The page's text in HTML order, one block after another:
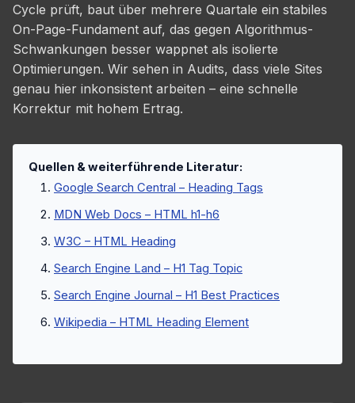
Cycle prüft, baut über mehrere Quartale ein stabiles
On-Page-Fundament auf, das gegen Algorithmus-
Schwankungen besser wappnet als isolierte
Optimierungen. Wir sehen in Audits, dass viele Sites
genau hier inkonsistent arbeiten – eine schnelle
Korrektur mit hohem Ertrag.
Quellen & weiterführende Literatur:
Google Search Central – Heading Tags
MDN Web Docs – HTML h1-h6
W3C – HTML Heading
Search Engine Land – H1 Tag Topic
Search Engine Journal – H1 Best Practices
Wikipedia – HTML Heading Element